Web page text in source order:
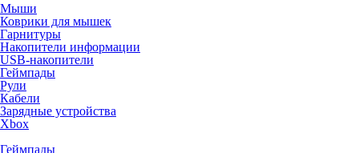
Мыши
Коврики для мышек
Гарнитуры
Накопители информации
USB-накопители
Геймпады
Рули
Кабели
Зарядные устройства
Xbox
Геймпады